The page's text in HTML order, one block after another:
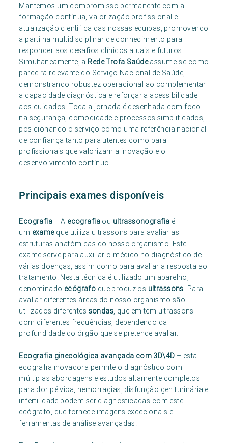
Mantemos um compromisso permanente com a
formação contínua, valorização profissional e
atualização científica das nossas equipas, promovendo
a partilha multidisciplinar de conhecimento para
responder aos desafios clínicos atuais e futuros.
Simultaneamente, a Rede Trofa Saúdeassume-se como
parceira relevante do Serviço Nacional de Saúde,
demonstrando robustez operacional ao complementar
a capacidade diagnóstica e reforçar a acessibilidade
aos cuidados. Toda a jornada é desenhada com foco
na segurança, comodidade e processos simplificados,
posicionando o serviço como uma referência nacional
de confiança tanto para utentes como para
profissionais que valorizam a inovação e o
desenvolvimento contínuo.
Principais exames disponíveis
Ecografia – A ecografia ou ultrassonografia é
um exameque utiliza ultrassons para avaliar as
estruturas anatómicas do nosso organismo. Este
exame serve para auxiliar o médico no diagnóstico de
várias doenças, assim como para avaliar a resposta ao
tratamento. Nesta técnica é utilizado um aparelho,
denominado ecógrafo que produz os ultrassons. Para
avaliar diferentes áreas do nosso organismo são
utilizados diferentes sondas, que emitem ultrassons
com diferentes frequências, dependendo da
profundidade do órgão que se pretende avaliar.
Ecografia ginecológica avançada com 3D\4D – esta
ecografia inovadora permite o diagnóstico com
múltiplas abordagens e estudos altamente completos
para dor pélvica, hemorragias, disfunção geniturinária e
infertilidade podem ser diagnosticadas com este
ecógrafo, que fornece imagens excecionais e
ferramentas de análise avançadas.